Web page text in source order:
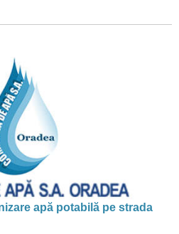
apă potabilă pe strada